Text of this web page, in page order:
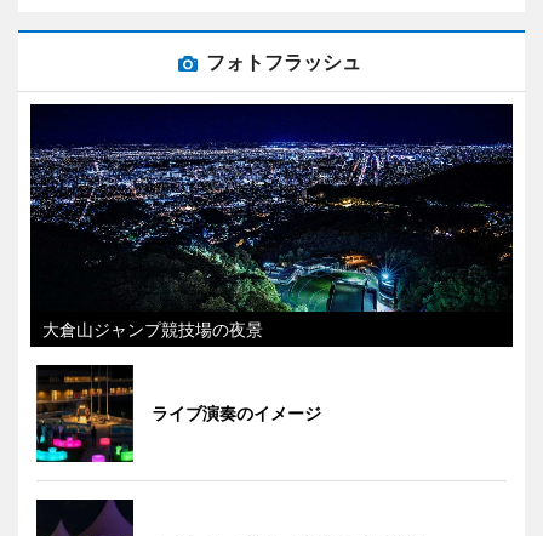
フォトフラッシュ
大倉山ジャンプ競技場の夜景
ライブ演奏のイメージ